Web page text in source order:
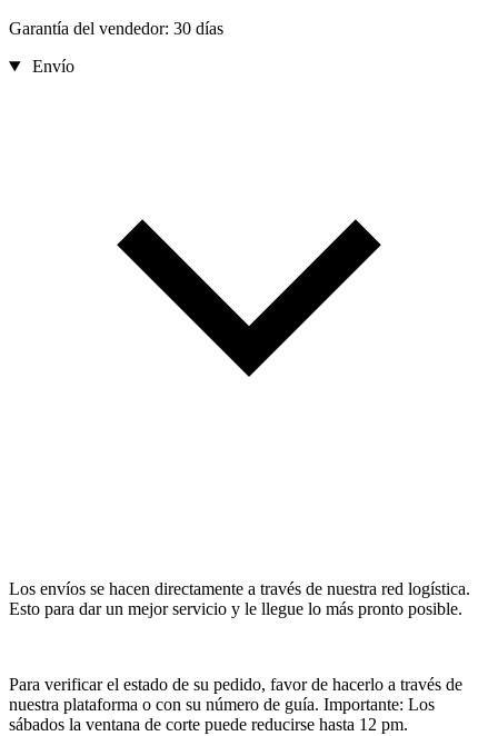
Garantía del vendedor: 30 días
Envío
Los envíos se hacen directamente a través de nuestra red logística.
Esto para dar un mejor servicio y le llegue lo más pronto posible.
Para verificar el estado de su pedido, favor de hacerlo a través de
nuestra plataforma o con su número de guía. Importante: Los
sábados la ventana de corte puede reducirse hasta 12 pm.